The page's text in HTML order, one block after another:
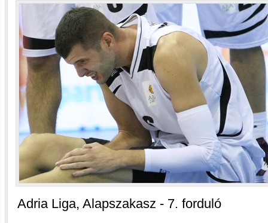
Adria Liga, Alapszakasz - 7. forduló